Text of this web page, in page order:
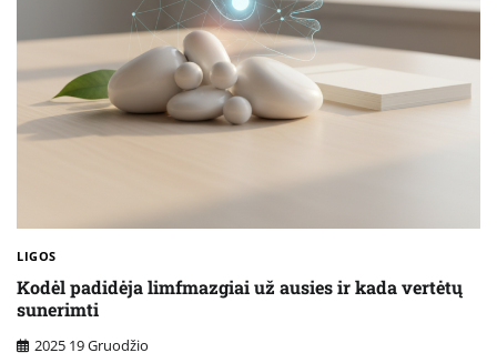
LIGOS
Kodėl padidėja limfmazgiai už ausies ir kada vertėtų
sunerimti
2025 19 Gruodžio